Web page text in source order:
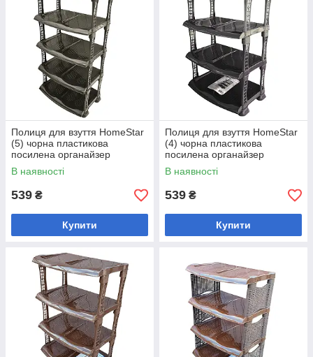
Полиця для взуття HomeStar
(5) чорна пластикова
посилена органайзер
В наявності
539 ₴
Купити
Полиця для взуття HomeStar
(4) чорна пластикова
посилена органайзер
В наявності
539 ₴
Купити